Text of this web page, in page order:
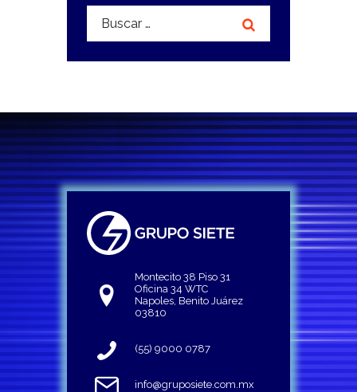
Buscar:
Montecito 38 Piso 31
Oficina 34 WTC
Napoles, Benito Juárez
03810
(55) 9000 0787
info@gruposiete.com.mx